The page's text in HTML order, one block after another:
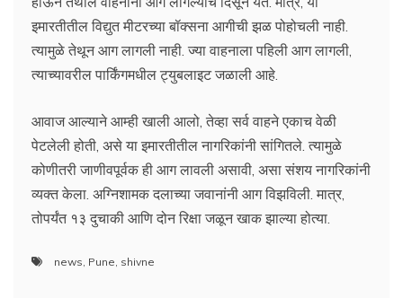
इमारतीतील विद्युत मीटरच्या बॉक्सना आगीची झळ पोहोचली नाही.
त्यामुळे तेथून आग लागली नाही. ज्या वाहनाला पहिली आग लागली,
त्याच्यावरील पार्किंगमधील ट्युबलाइट जळाली आहे.
आवाज आल्याने आम्ही खाली आलो, तेव्हा सर्व वाहने एकाच वेळी
पेटलेली होती, असे या इमारतीतील नागरिकांनी सांगितले. त्यामुळे
कोणीतरी जाणीवपूर्वक ही आग लावली असावी, असा संशय नागरिकांनी
व्यक्त केला. अग्निशामक दलाच्या जवानांनी आग विझविली. मात्र,
तोपर्यंत १३ दुचाकी आणि दोन रिक्षा जळून खाक झाल्या होत्या.
news Pune shivne